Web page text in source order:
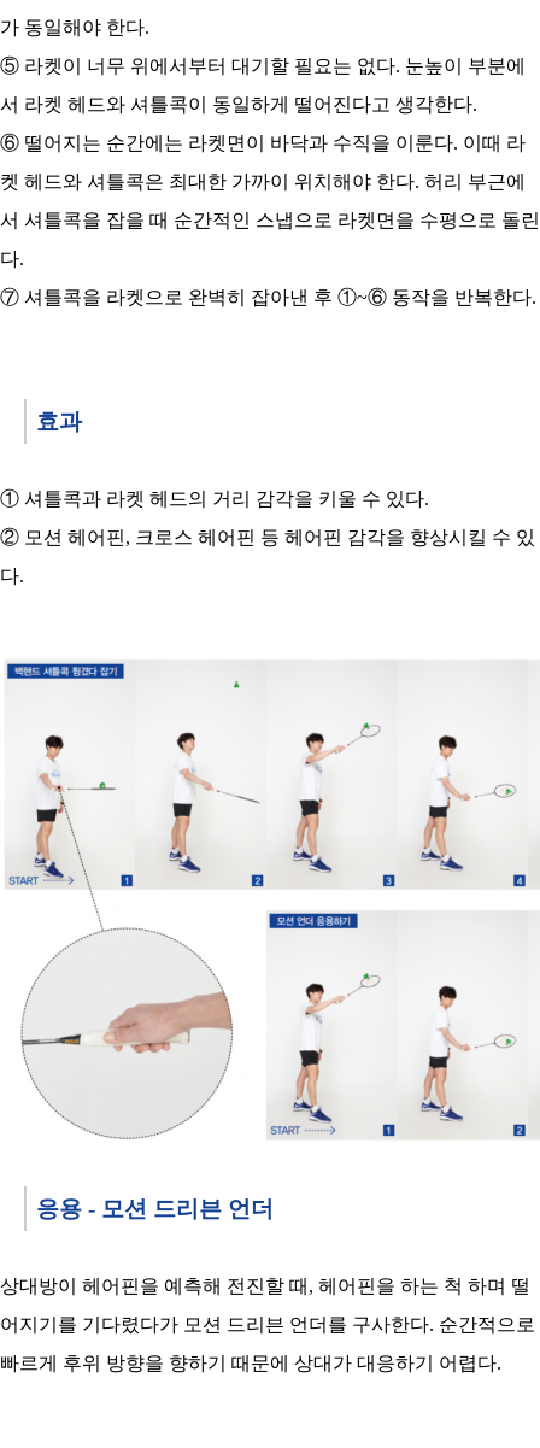
가 동일해야 한다.
⑤ 라켓이 너무 위에서부터 대기할 필요는 없다. 눈높이 부분에
서 라켓 헤드와 셔틀콕이 동일하게 떨어진다고 생각한다.
⑥ 떨어지는 순간에는 라켓면이 바닥과 수직을 이룬다. 이때 라
켓 헤드와 셔틀콕은 최대한 가까이 위치해야 한다. 허리 부근에
서 셔틀콕을 잡을 때 순간적인 스냅으로 라켓면을 수평으로 돌린
다.
⑦ 셔틀콕을 라켓으로 완벽히 잡아낸 후 ①~⑥ 동작을 반복한다.
효과
① 셔틀콕과 라켓 헤드의 거리 감각을 키울 수 있다.
② 모션 헤어핀, 크로스 헤어핀 등 헤어핀 감각을 향상시킬 수 있
다.
응용 - 모션 드리븐 언더
상대방이 헤어핀을 예측해 전진할 때, 헤어핀을 하는 척 하며 떨
어지기를 기다렸다가 모션 드리븐 언더를 구사한다. 순간적으로
빠르게 후위 방향을 향하기 때문에 상대가 대응하기 어렵다.